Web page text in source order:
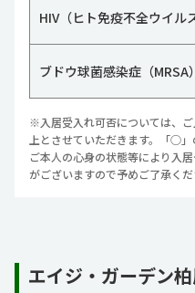
HIV（ヒト免疫不全ウイル
ブドウ球菌感染症（MRSA）
※入居受入れ可否については、
上とさせていただきます。「○
ご本人の心身の状態等により入
がございますので予めご了承くだ
エイジ・ガーデン